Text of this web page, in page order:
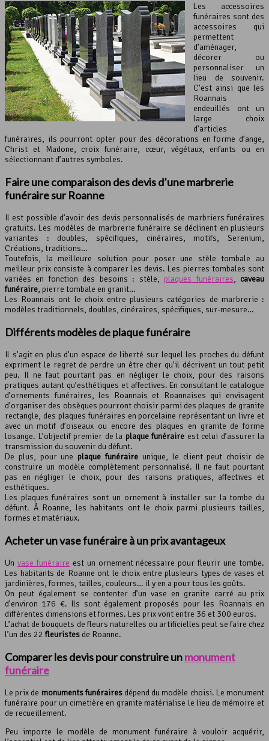
Les accessoires
funéraires sont des
accessoires qui
permettent
d’aménager,
décorer ou
personnaliser un
lieu de souvenir.
C’est ainsi que les
Roannais
endeuillés ont un
large choix
d’articles
funéraires, ils pourront opter pour des décorations en forme d’ange,
Christ et Madone, croix funéraire, cœur, végétaux, enfants ou en
sélectionnant d’autres symboles.
Faire une comparaison des devis d’une marbrerie
funéraire sur Roanne
Il est possible d’avoir des devis personnalisés de marbriers funéraires
gratuits. Les modèles de marbrerie funéraire se déclinent en plusieurs
variantes : doubles, spécifiques, cinéraires, motifs, Serenium,
Créations, traditions…
Toutefois, la meilleure solution pour poser une stèle tombale au
meilleur prix consiste à comparer les devis. Les pierres tombales sont
variées en fonction des besoins : stèle, plaques funéraires, caveau
funéraire, pierre tombale en granit…
Les Roannais ont le choix entre plusieurs catégories de marbrerie :
modèles traditionnels, doubles, cinéraires, spécifiques, sur-mesure…
Différents modèles de plaque funéraire
Il s’agit en plus d’un espace de liberté sur lequel les proches du défunt
expriment le regret de perdre un être cher qu’il décrivent un tout petit
peu. Il ne faut pourtant pas en négliger le choix, pour des raisons
pratiques autant qu’esthétiques et affectives. En consultant le catalogue
d’ornements funéraires, les Roannais et Roannaises qui envisagent
d’organiser des obsèques pourront choisir parmi des plaques de granite
rectangle, des plaques funéraires en porcelaine représentant un livre et
avec un motif d’oiseaux ou encore des plaques en granite de forme
losange. L’objectif premier de la plaque funéraire est celui d’assurer la
transmission du souvenir du défunt.
De plus, pour une plaque funéraire unique, le client peut choisir de
construire un modèle complètement personnalisé. Il ne faut pourtant
pas en négliger le choix, pour des raisons pratiques, affectives et
esthétiques.
Les plaques funéraires sont un ornement à installer sur la tombe du
défunt. À Roanne, les habitants ont le choix parmi plusieurs tailles,
formes et matériaux.
Acheter unvase funéraireà un prix avantageux
Un vase funéraire est un ornement nécessaire pour fleurir une tombe.
Les habitants de Roanne ont le choix entre plusieurs types de vases et
jardinières, formes, tailles, couleurs… il y en a pour tous les goûts.
On peut également se contenter d’un vase en granite carré au prix
d’environ 176 €. Ils sont également proposés pour les Roannais en
différentes dimensions et formes. Les prix vont entre 36 et 300 euros.
L’achat de bouquets de fleurs naturelles ou artificielles peut se faire chez
l’un des 22fleuristes de Roanne.
Comparer les devis pour construire unmonument
funéraire
Le prix de monuments funérairesdépend du modèle choisi. Le monument
funéraire pour un cimetière en granite matérialise le lieu de mémoire et
de recueillement.
Peu importe le modèle de monument funéraire à vouloir acquérir,